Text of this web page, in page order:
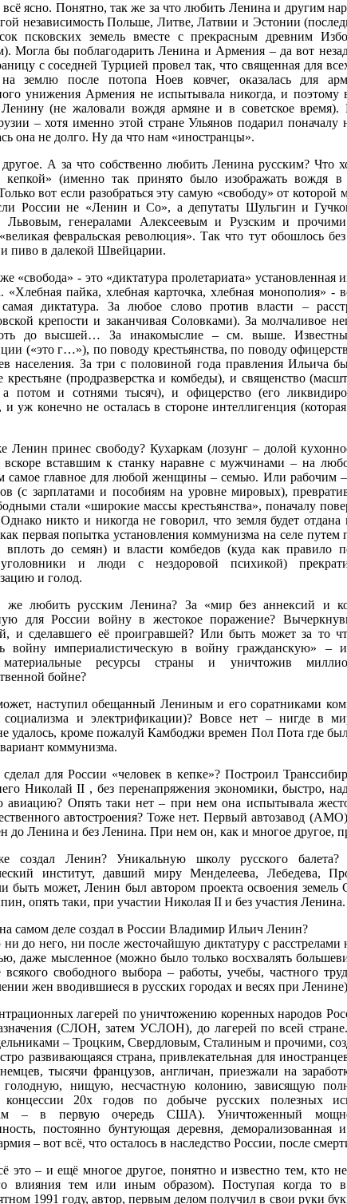
ясно. Понятно, так же за что любить Ленина и другим
независимость Польше, Литве, Латвии и Эстонии
псковских земель вместе с прекрасным древним
Могла бы поблагодарить Ленина и Армения – да вот
с соседней Турцией провел так, что священная для
на землю после потопа Ноев ковчег, оказалась для
унижения Армения не испытывала никогда, и поэтому
Ленину (не жаловали вождя армяне и в советское
– хотя именно этой стране Ульянов подарил поначалу
она не долго. Ну да что нам «иностранцы».
А за что собственно любить Ленина русским? Что
кепкой» (именно так принято было изображать вождя
вот если разобраться эту самую «свободу» от
России не «Ленин и Со», а депутаты Шульгин и
Львовым, генералами Алексеевым и Рузским и прочими
февральская революция». Так что тут обошлось
пиво в далекой Швейцарии.
«свобода» - это «диктатура пролетариата» установленная
пайка, хлебная карточка, хлебная монополия» -
диктатура. За любое слово против власти –
крепости и заканчивая Соловками). За молчаливое
до высшей… За инакомыслие – см. выше.
(«это г…»), по поводу крестьянства, по поводу
населения. За три с половиной года правления Ильича
крестьяне (продразверстка и комбеды), и священство
а потом и сотнями тысяч), и офицерство (его
и уж конечно не осталась в стороне интеллигенция
Ленин принес свободу? Кухаркам (лозунг – долой
вставшим к станку наравне с мужчинами – на
самое главное для любой женщины – семью. Или рабочим –
(с зарплатами и пособиям на уровне мировых),
стали «широкие массы крестьянства», поначалу
никто и никогда не говорил, что земля будет отдана
первая попытка установления коммунизма на селе путем
вплоть до семян) и власти комбедов (куда как правило
и люди с нездоровой психикой)
и голод.
же любить русским Ленина? За «мир без аннексий и
для России войну в жестокое поражение?
и сделавшего её проигравшей? Или быть может за то
войну империалистическую в войну гражданскую» –
материальные ресурсы страны и уничтожив
бойне?
наступил обещанный Лениным и его соратниками
социализма и электрификации)? Вовсе нет – нигде в
удалось, кроме пожалуй Камбоджи времен Пол Пота где
коммунизма.
для России «человек в кепке»? Построил
Николай II , без перенапряжения экономики, быстро,
авиацию? Опять таки нет – при нем она испытывала
автостроения? Тоже нет. Первый автозавод
до Ленина и без Ленина. При нем он, как и многое другое,
создал Ленин? Уникальную школу русского
институт, давший миру Менделеева, Лебедева,
быть может, Ленин был автором проекта освоения земель
опять таки, при участии Николая II и без участия Ленина.
самом деле создал в России Владимир Ильич Ленин?
до него, ни после жесточайшую диктатуру с расстрелами
даже мысленное (можно было только восхвалять
всякого свободного выбора – работы, учебы, частного
жен вводившиеся в русских городах и весях при
лагерей по уничтожению коренных народов
(СЛОН, затем УСЛОН), до лагерей по всей
– Троцким, Свердловым, Сталиным и прочими,
развивающаяся страна, привлекательная для
тысячи французов, англичан, приезжали на
голодную, нищую, несчастную колонию, зависящую
концессии 20х годов по добыче русских полезных
– в первую очередь США). Уничтоженный
постоянно бунтующая деревня, деморализованная
– вот всё, что осталось в наследство России, после
это – и ещё многое другое, понятно и известно тем, кто
влияния тем или иным образом). Поступая когда
1991 году, автор, первым делом получил в свои руки